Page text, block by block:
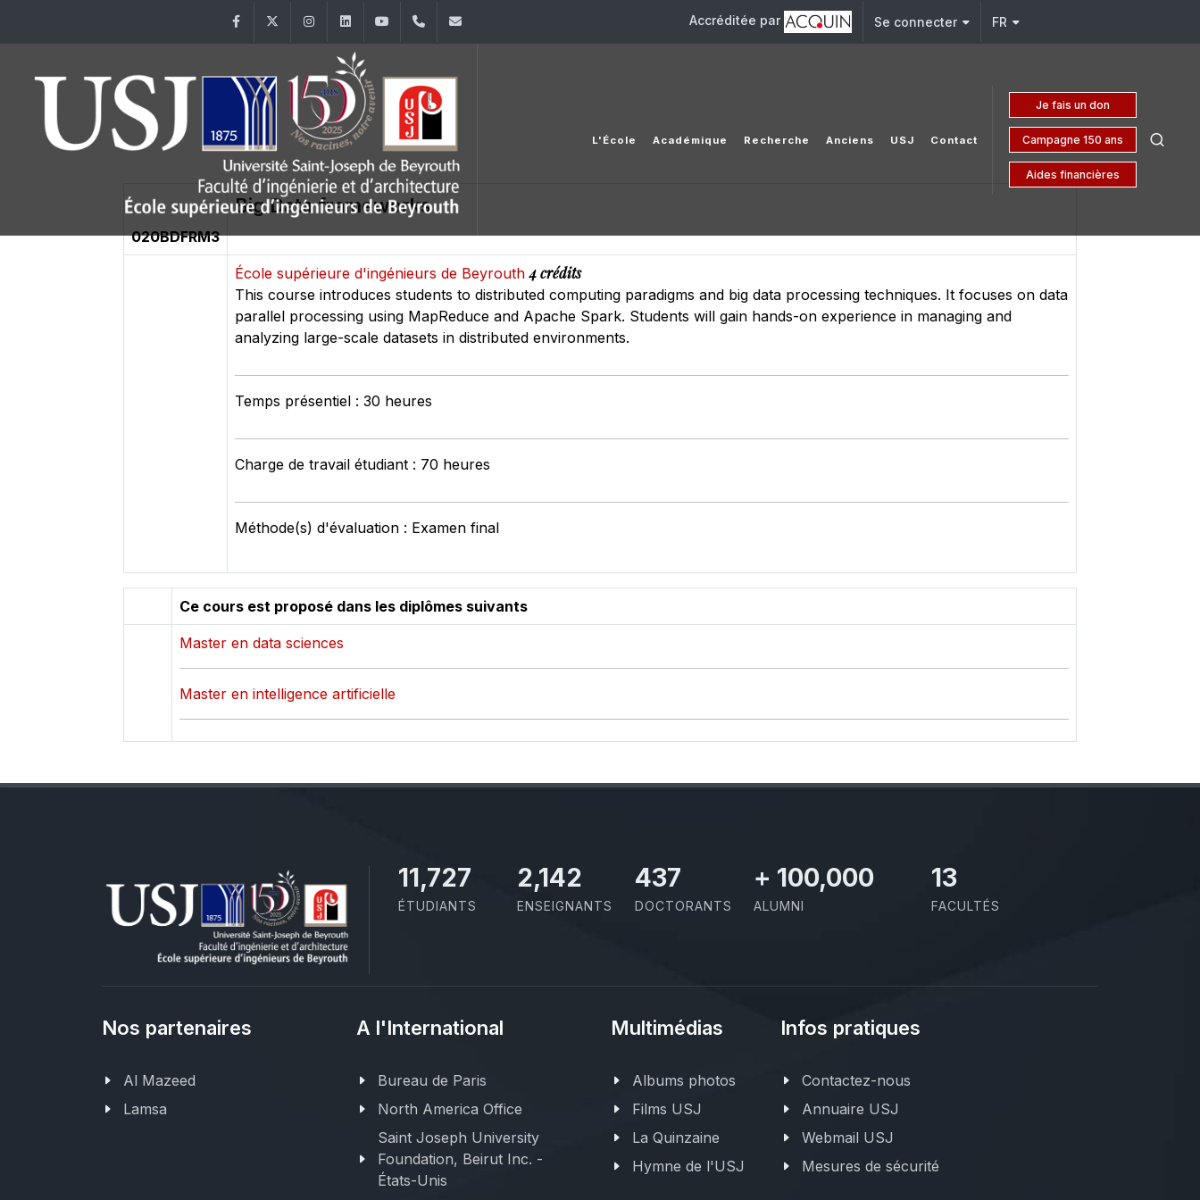
FacebookTwitter InstagramLinkedInYouTube+961 (1) 421 317
Secretariat.esib@usj.edu.lb;Secretariat2.esib@usj.edu.lb
Accréditée par Se connecter FR
Je fais un don
Campagne 150 ans
Aides financières
L'École Académique Recherche Anciens USJ Contact
020BDFRM3
Big Data frameworks
École supérieure d'ingénieurs de Beyrouth4 crédits
This course introduces students to distributed computing paradigms and big data processing techniques. It focuses on data
parallel processing using MapReduce and Apache Spark. Students will gain hands-on experience in managing and
analyzing large-scale datasets in distributed environments.
Temps présentiel : 30 heures
Charge de travail étudiant : 70 heures
Méthode(s) d'évaluation : Examen final
Ce cours est proposé dans les diplômes suivants
Master en data sciences
Master en intelligence artificielle
11,727
ÉTUDIANTS
2,142
ENSEIGNANTS
437
DOCTORANTS
+ 100,000
ALUMNI
13
FACULTÉS
Nos partenaires
Al Mazeed
Lamsa
A l'International
Bureau de Paris
North America Office
Saint Joseph University
Foundation, Beirut Inc. -
États-Unis
Multimédias
Albums photos
Films USJ
La Quinzaine
Hymne de l'USJ
Infos pratiques
Contactez-nous
Annuaire USJ
Webmail USJ
Mesures de sécurité